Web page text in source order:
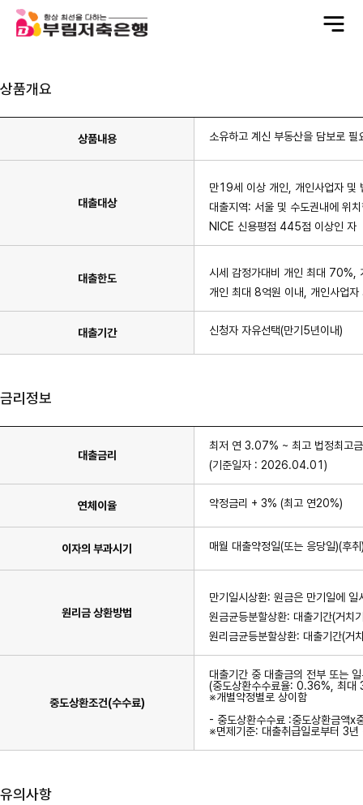
전
체
상품개요
상품내용 소유하고 계신 부동산을 담보로
대출대상
만19세 이상 개인, 개인사업자 및
대출지역: 서울 및 수도권내에 위
NICE 신용평점 445점 이상인 자
대출한도
시세 감정가대비 개인 최대 70%,
개인 최대 8억원 이내, 개인사업
대출기간 신청자 자유선택(만기5년이내)
금리정보
대출금리
최저 연 3.07% ~ 최고 법정최고
(기준일자 : 2026.04.01)
연체이율 약정금리 + 3% (최고 연20%)
이자의 부과시기 매월 대출약정일(또는 응당일)(후
원리금 상환방법
만기일시상환: 원금은 만기일에
원금균등분할상환: 대출기간(거치
원리금균등분할상환: 대출기간(거
중도상환조건(수수료)
대출기간 중 대출금의 전부 또는
(중도상환수수료율: 0.36%, 최대
※개별약정별로 상이함
- 중도상환수수료 :중도상환금액x
※면제기준: 대출취급일로부터 3
유의사항